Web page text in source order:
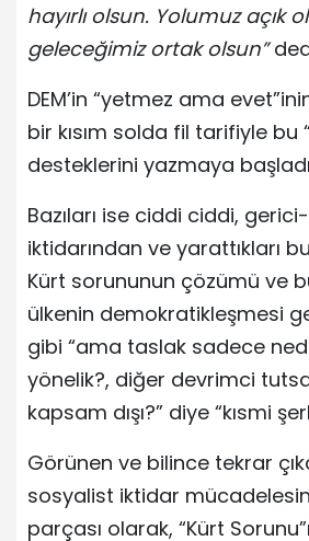
hayırlı olsun. Yolumuz açık
geleceğimiz ortak olsun”
DEM’in “yetmez ama
bir kısım solda fil tarifiyle bu
desteklerini yazmaya
Bazıları ise ciddi ciddi,
iktidarından ve yarattıkları
Kürt sorununun çözümü ve
ülkenin demokratikleşmesi
gibi “ama taslak sadece
yönelik?, diğer devrimci
kapsam dışı?” diye “kısmi
Görünen ve bilince tekrar
sosyalist iktidar
parçası olarak, “Kürt